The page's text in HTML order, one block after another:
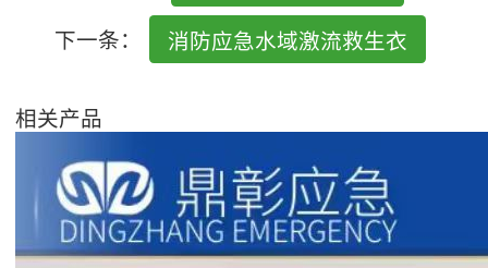
下一条：
消防应急水域激流救生衣
相关产品